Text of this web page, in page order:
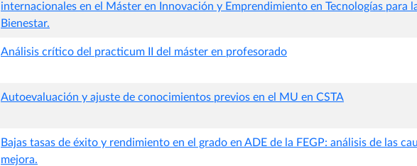
internacionales en el Máster en Innovación y Emprendimiento en Tecnologías para
Bienestar.
Análisis crítico del practicum II del máster en profesorado
Autoevaluación y ajuste de conocimientos previos en el MU en CSTA
Bajas tasas de éxito y rendimiento en el grado en ADE de la FEGP: análisis de las
mejora.